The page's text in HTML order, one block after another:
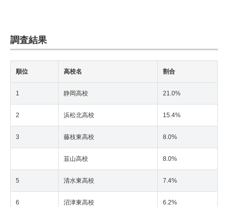
調査結果
順位 高校名 割合
1 静岡高校 21.0%
2 浜松北高校 15.4%
3 藤枝東高校 8.0%
韮山高校 8.0%
5 清水東高校 7.4%
6 沼津東高校 6.2%